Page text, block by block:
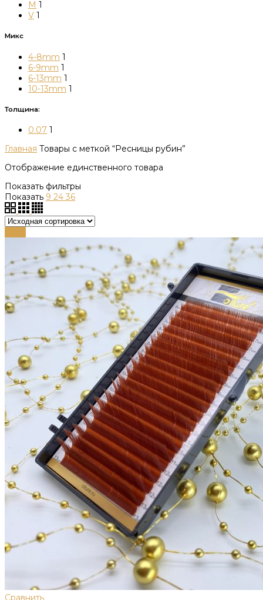
M 1
V 1
Микс
4-8mm 1
6-9mm 1
6-13mm 1
10-13mm 1
Толщина:
0.07 1
Главная Товары с меткой “Ресницы рубин”
Отображение единственного товара
Показать фильтры
Показать 9 24 36